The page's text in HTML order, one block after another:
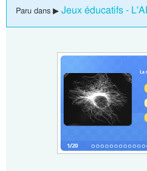
Paru dans ▶ Jeux éducatifs -